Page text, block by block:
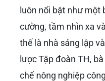
luôn nổi bật như một
cường, tầm nhìn xa
thế là nhà sáng lập
lược Tập đoàn TH,
chế nông nghiệp